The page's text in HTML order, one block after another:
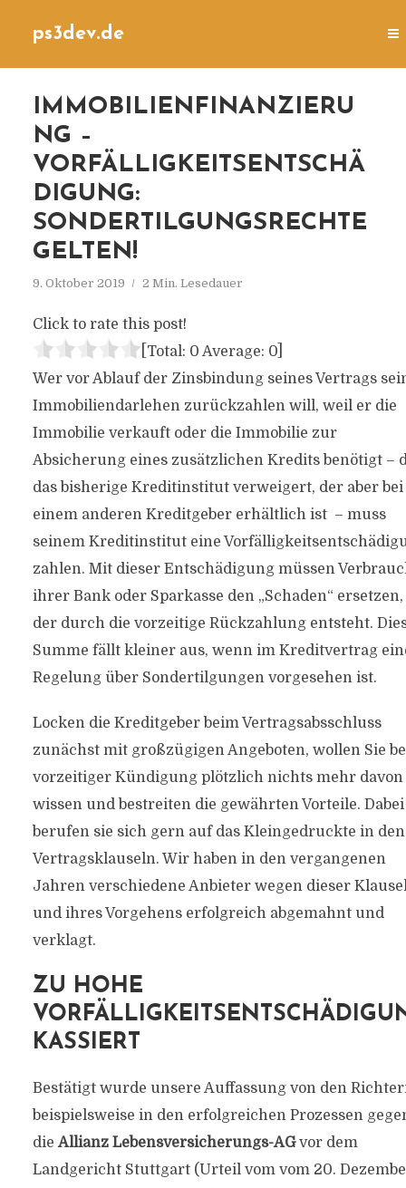
ps3dev.de
IMMOBILIENFINANZIERU
NG –
VORFÄLLIGKEITSENTSCHÄ
DIGUNG:
SONDERTILGUNGSRECHTE
GELTEN!
9. Oktober 2019 2 Min. Lesedauer
Click to rate this post!
[Total: 0 Average: 0]
Wer vor Ablauf der Zinsbindung seines Vertrags
Immobiliendarlehen zurückzahlen will, weil er die
Immobilie verkauft oder die Immobilie zur
Absicherung eines zusätzlichen Kredits benötigt –
das bisherige Kreditinstitut verweigert, der aber bei
einem anderen Kreditgeber erhältlich ist – muss
seinem Kreditinstitut eine
zahlen. Mit dieser Entschädigung müssen
ihrer Bank oder Sparkasse den „Schaden“ ersetzen,
der durch die vorzeitige Rückzahlung entsteht.
Summe fällt kleiner aus, wenn im Kreditvertrag
Regelung über Sondertilgungen vorgesehen ist.
Locken die Kreditgeber beim Vertragsabsschluss
zunächst mit großzügigen Angeboten, wollen Sie
vorzeitiger Kündigung plötzlich nichts mehr davon
wissen und bestreiten die gewährten Vorteile. Dabei
berufen sie sich gern auf das Kleingedruckte in den
Vertragsklauseln. Wir haben in den vergangenen
Jahren verschiedene Anbieter wegen dieser
und ihres Vorgehens erfolgreich abgemahnt und
verklagt.
ZU HOHE
KASSIERT
Bestätigt wurde unsere Auffassung von den
beispielsweise in den erfolgreichen Prozessen
die Allianz Lebensversicherungs-AGvor dem
Landgericht Stuttgart (Urteil vom vom 20.